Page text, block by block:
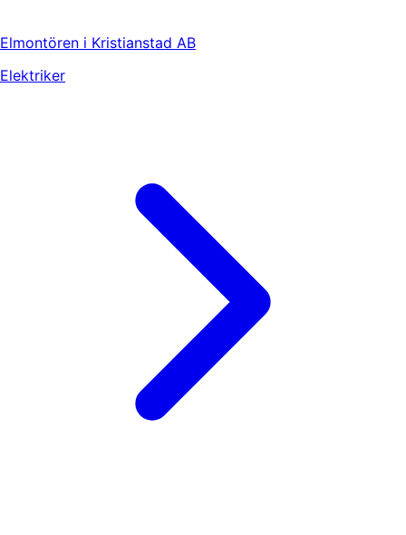
Elmontören i Kristianstad AB
Elektriker